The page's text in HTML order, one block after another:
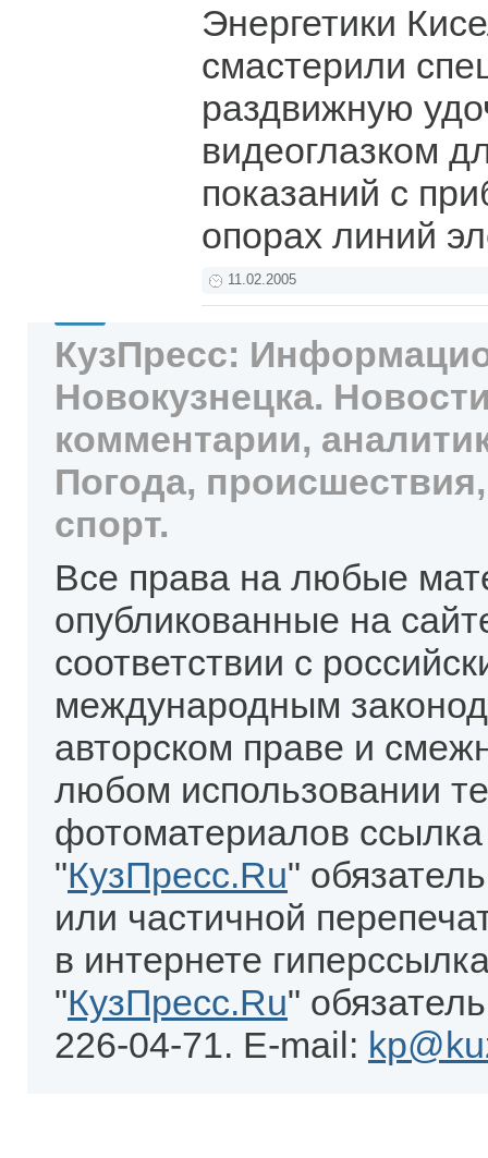
Энергетики
смастерили
раздвижную
видеоглазком
показаний с
опорах линий
11.02.2005
КузПресс:
Новокузнецка.
комментарии,
Погода,
спорт.
Все права на любые
опубликованные на
соответствии с
международным
авторском праве и
любом использовании
фотоматериалов
"КузПресс.Ru"
или частичной
в интернете
"КузПресс.Ru"
226-04-71. E-mail: